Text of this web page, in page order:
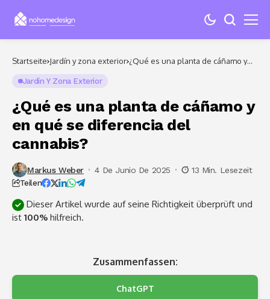
Startseite Jardín y zona exterior ¿Qué es una planta de cáñamo y
Jardín Y Zona Exterior
¿Qué es una planta de cáñamo y
en qué se diferencia del
cannabis?
Markus Weber 4 De Junio De 2025 13 Min. Lesezeit
Teilen
Dieser Artikel wurde auf seine Richtigkeit überprüft und
ist 100% hilfreich.
Zusammenfassen:
ChatGPT